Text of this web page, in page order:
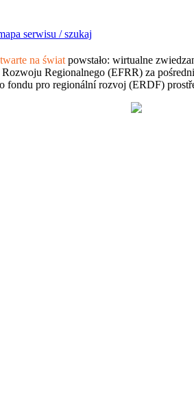
serwisu /szukaj
na świat powstało: wirtualne
Regionalnego (EFRR) za
fondu pro regionální rozvoj (ERDF)